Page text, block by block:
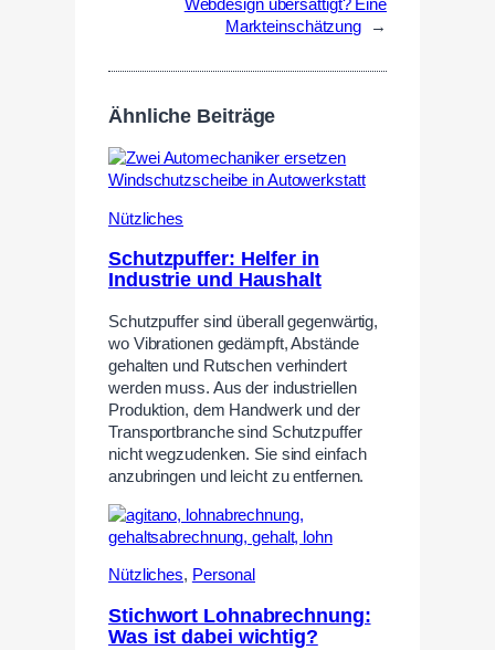
Webdesign übersättigt? Eine
Markteinschätzung
→
Ähnliche Beiträge
Nützliches
Schutzpuffer: Helfer in
Industrie und Haushalt
Schutzpuffer sind überall gegenwärtig,
wo Vibrationen gedämpft, Abstände
gehalten und Rutschen verhindert
werden muss. Aus der industriellen
Produktion, dem Handwerk und der
Transportbranche sind Schutzpuffer
nicht wegzudenken. Sie sind einfach
anzubringen und leicht zu entfernen.
Nützliches, Personal
Stichwort Lohnabrechnung:
Was ist dabei wichtig?